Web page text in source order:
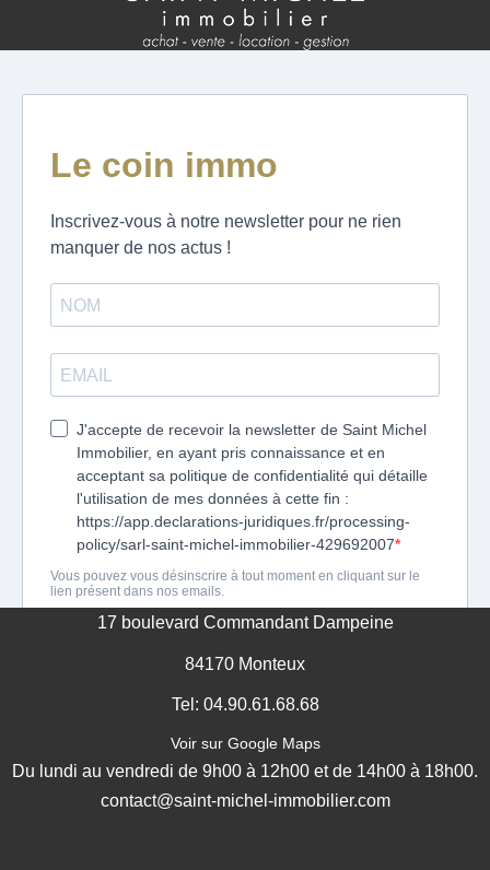
17 boulevard Commandant Dampeine
84170 Monteux
Tel: 04.90.61.68.68
Voir sur Google Maps
Du lundi au vendredi de 9h00 à 12h00 et de 14h00 à 18h00.
contact@saint-michel-immobilier.com